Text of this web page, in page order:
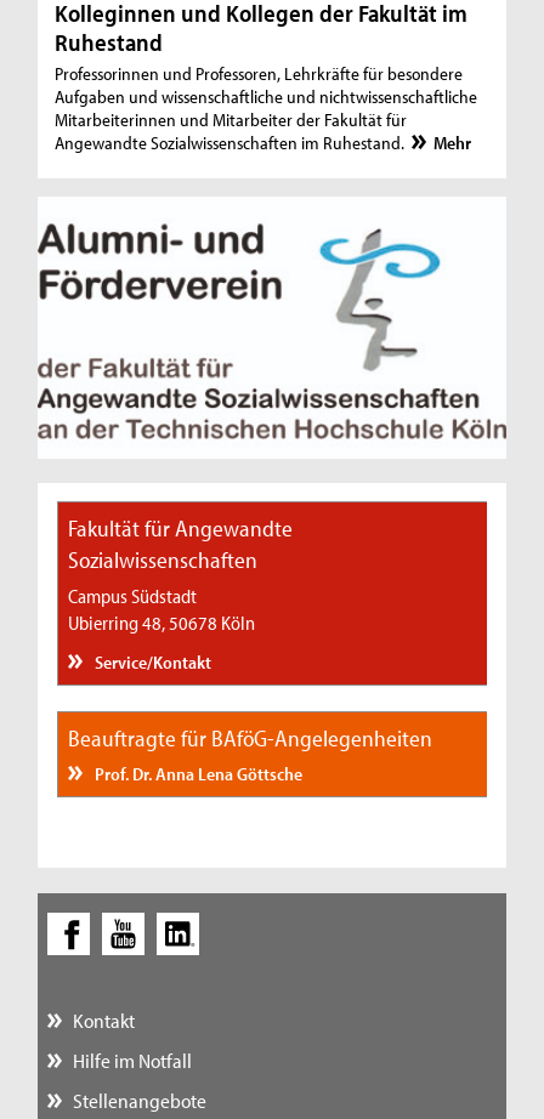
Kolleginnen und Kollegen der Fakultät im
Ruhestand
Professorinnen und Professoren, Lehrkräfte für besondere
Aufgaben und wissenschaftliche und nichtwissenschaftliche
Mitarbeiterinnen und Mitarbeiter der Fakultät für
Angewandte Sozialwissenschaften im Ruhestand.
Mehr
Fakultät für Angewandte
Sozialwissenschaften
Campus Südstadt
Ubierring 48, 50678 Köln
Service/Kontakt
Beauftragte für BAföG-Angelegenheiten
Prof. Dr. Anna Lena Göttsche
Kontakt
Hilfe im Notfall
Stellenangebote